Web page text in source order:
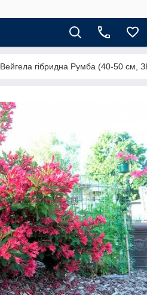
Вейгела гібридна Румба (40-50 см,